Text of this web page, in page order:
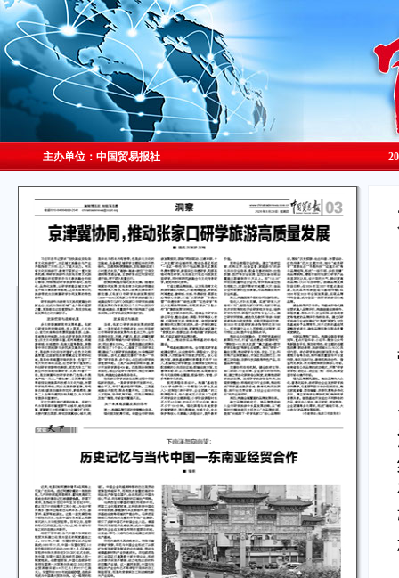
主办单位：中国贸易报社